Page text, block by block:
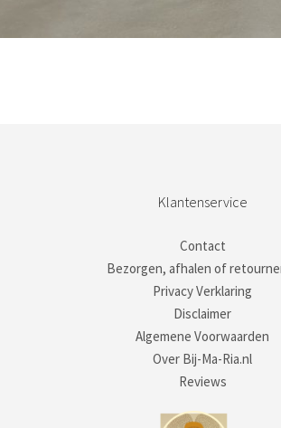
Klantenservice
Contact
Bezorgen, afhalen of
Privacy Verklaring
Disclaimer
Algemene Voorwaarden
Over Bij-Ma-Ria.nl
Reviews